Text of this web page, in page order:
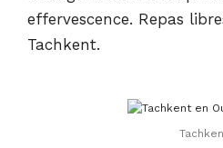
effervescence. Repas
Tachkent.